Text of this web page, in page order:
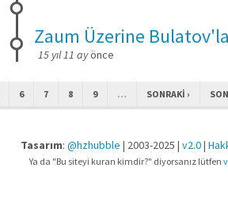
Zaum Üzerine Bulatov'la
15 yıl 11 ayönce
6 7 8 9 … SONRAKI ›
Tasarım: @hzhubble | 2003-2025 | v2.0|
Ya da "Bu siteyi kuran kimdir?" diyorsanız lütfen